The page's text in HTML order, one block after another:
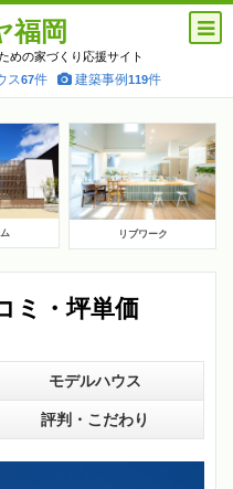
福岡
めの家づくり応援サイト
ス67件 建築事例119件
リブワーク
ミ・坪単価
モデルハウス
評判・こだわり